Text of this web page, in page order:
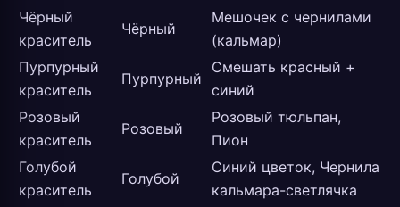
Чёрный
краситель
Чёрный
Мешочек с чернилами
(кальмар)
Пурпурный
краситель
Пурпурный
Смешать красный +
синий
Розовый
краситель
Розовый
Розовый тюльпан,
Пион
Голубой
краситель
Голубой
Синий цветок, Чернила
кальмара-светлячка